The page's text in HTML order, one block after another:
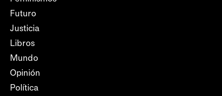
Futuro
Justicia
Libros
Mundo
Opinión
Política